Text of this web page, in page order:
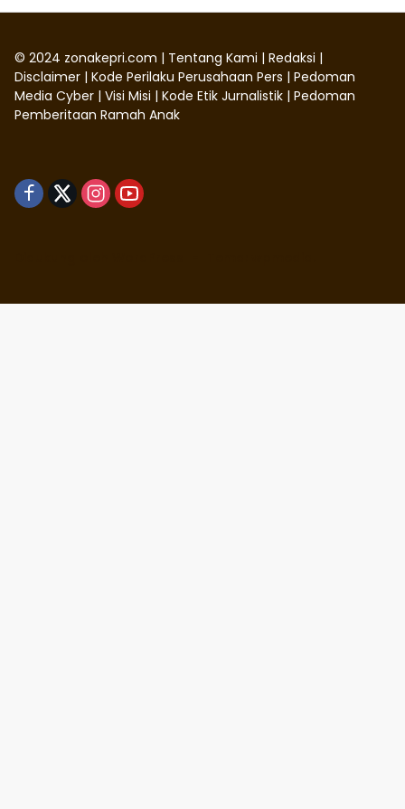
© 2024 zonakepri.com | Tentang Kami | Redaksi |
Disclaimer | Kode Perilaku Perusahaan Pers | Pedoman
Media Cyber | Visi Misi | Kode Etik Jurnalistik | Pedoman
Pemberitaan Ramah Anak